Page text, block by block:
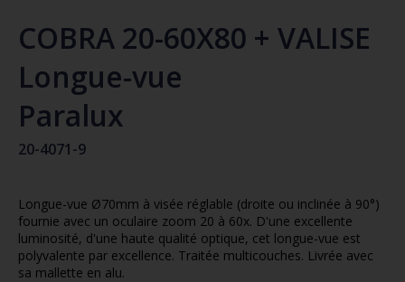
COBRA 20-60X80 + VALISE
Longue-vue
Paralux
20-4071-9
Longue-vue Ø70mm à visée réglable (droite ou inclinée à 90°)
fournie avec un oculaire zoom 20 à 60x. D'une excellente
luminosité, d'une haute qualité optique, cet longue-vue est
polyvalente par excellence. Traitée multicouches. Livrée avec
sa mallette en alu.